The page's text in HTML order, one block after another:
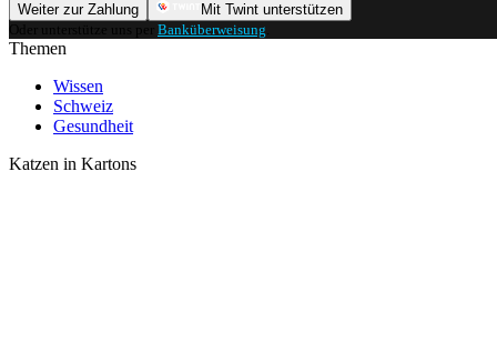
Weiter zur Zahlung
Mit Twint unterstützen
Oder unterstütze uns per Banküberweisung
Themen
Wissen
Schweiz
Gesundheit
Katzen in Kartons